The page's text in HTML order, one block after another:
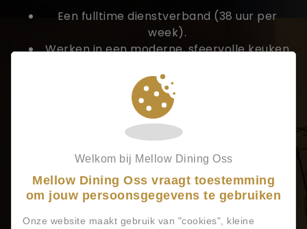
Een fulltime dienstverband (38 uur per
week).
Werken in een moderne, sfeervolle keuken
Een energiek en hecht team waar
samenwerken centraal staat.
Marktconform salaris en goede secundaire
arbeidsvoorwaarden.
Dining.
Solliciteren
Welkom bij Mellow Dining Oss
Mellow Dining Oss vraagt toestemming
om jouw persoonsgegevens te gebruiken
Onze website maakt gebruik van "cookies", kleine